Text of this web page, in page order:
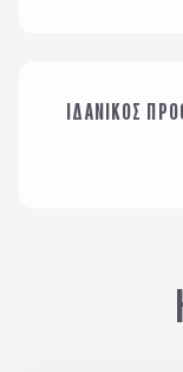
ΙΔΑΝΙΚΟΣ
ΜΕ ΤΗΝ